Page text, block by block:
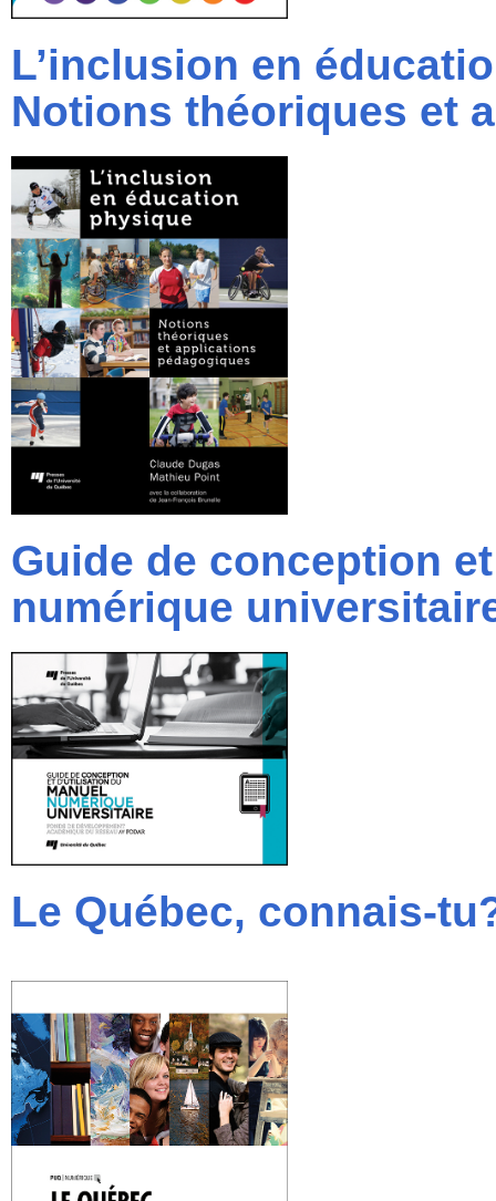
L’inclusion en
Notions théoriques et
Guide de conception
numérique
Le Québec, connais-